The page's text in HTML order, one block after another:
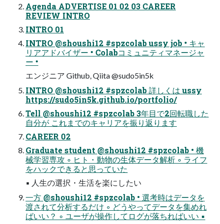
Agenda ADVERTISE 01 02 03 CAREER
REVIEW INTRO
INTRO 01
INTRO @shoushi12 #spzcolab ussy job • キャ
リアアドバイザー • Colabコミュニティマネージャ
ー •
エンジニア Github, Qiita @sudo5in5k
INTRO @shoushi12 #spzcolab 詳しくは ussy
https://sudo5in5k.github.io/portfolio/
Tell @shoushi12 #spzcolab 3年目で2回転職した
自分が これまでのキャリアを振り返ります
CAREER 02
Graduate student @shoushi12 #spzcolab • 機
械学習専攻 ◦ ヒト・動物の生体データ解析 ◦ ライフ
をハックできると思っていた
▪ 人生の選択・生活を楽にしたい
一方 @shoushi12 #spzcolab • 選考時はデータを
渡されて分析するだけ ◦ どうやってデータを集めれ
ばいい？ ◦ ユーザが操作してログが落ちればいい ▪